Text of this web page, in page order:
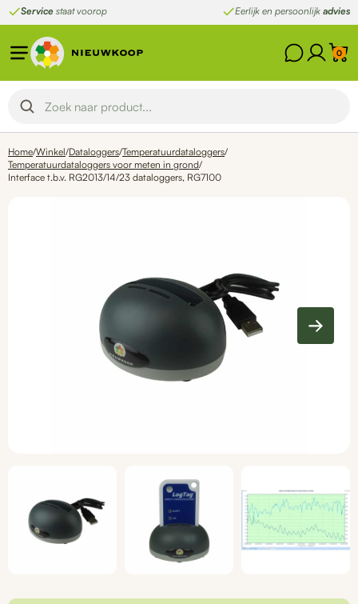
Ga
naar
de
inhoud
Service staat voorop Eerlijk en persoonlijk advies
0
Home/Winkel/Dataloggers/Temperatuurdataloggers/
Temperatuurdataloggers voor meten in grond/
Interface t.b.v. RG2013/14/23 dataloggers, RG7100